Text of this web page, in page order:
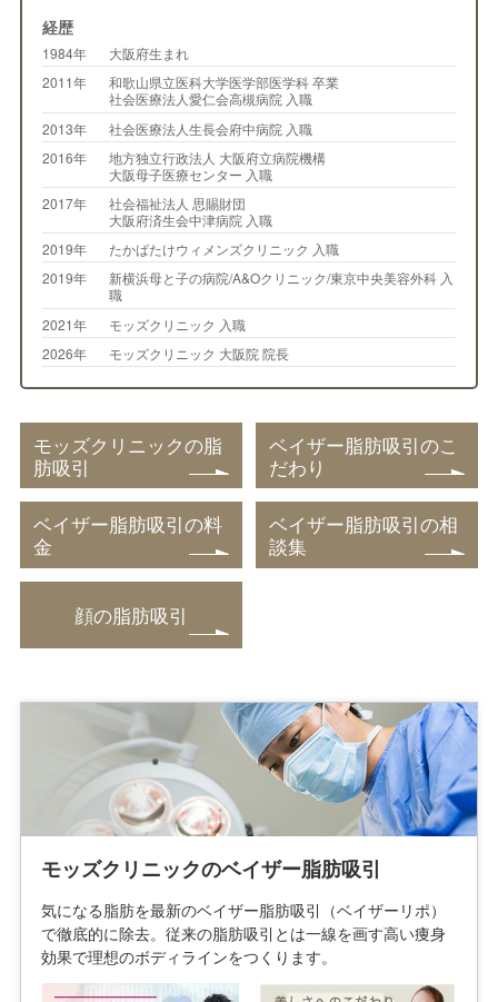
経歴
1984年
大阪府生まれ
2011年
和歌山県立医科大学医学部医学科 卒業
社会医療法人愛仁会高槻病院 入職
2013年
社会医療法人生長会府中病院 入職
2016年
地方独立行政法人 大阪府立病院機構
大阪母子医療センター 入職
2017年
社会福祉法人 思賜財団
大阪府済生会中津病院 入職
2019年
たかばたけウィメンズクリニック 入職
2019年
新横浜母と子の病院/A&Oクリニック/東京中央美容外科 入
職
2021年
モッズクリニック 入職
2026年
モッズクリニック 大阪院 院長
モッズクリニックの脂
肪吸引
ベイザー脂肪吸引のこ
だわり
ベイザー脂肪吸引の料
金
ベイザー脂肪吸引の相
談集
顔の脂肪吸引
モッズクリニックのベイザー脂肪吸引
気になる脂肪を最新のベイザー脂肪吸引（ベイザーリポ）
で徹底的に除去。従来の脂肪吸引とは一線を画す高い痩身
効果で理想のボディラインをつくります。